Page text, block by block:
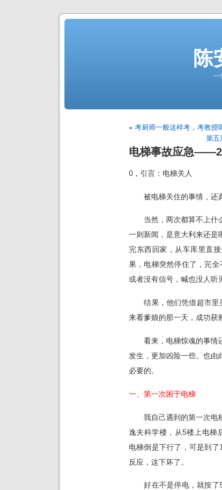
陈
一
« 考厨师一般这样考，考教授
第五
电梯事故应急——2
0，引言：电梯关人
被电梯关住的事情，还
当然，两次都算不上什
一则新闻，是意大利来还是
完东西回家，从车库里直
果，电梯突然停住了，完
或者没有信号，喊也没人听
结果，他们凭借超市里买
来看爹娘的那一天，成功获
看来，电梯惊魂的事情
发生，更加凶险一些。也由
必要的。
一、第一次困于电梯
我自己遇到的第一次电
逸夫科学楼，从5楼上电梯
电梯倒是下行了，可是到
反应，这下坏了。
好在不是停电，就按了5